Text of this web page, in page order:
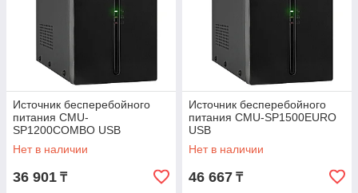
Источник бесперебойного
питания CMU-
SP1200COMBO USB
Нет в наличии
36 901 ₸
Источник бесперебойного
питания CMU-SP1500EURO
USB
Нет в наличии
46 667 ₸